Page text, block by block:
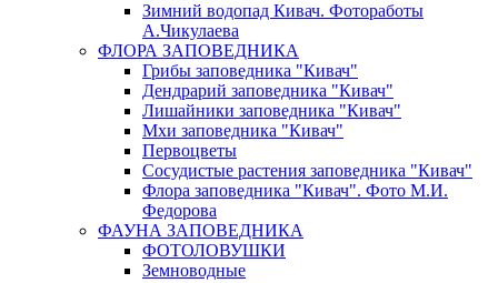
Зимний водопад Кивач. Фотоработы
А.Чикулаева
ФЛОРА ЗАПОВЕДНИКА
Грибы заповедника "Кивач"
Дендрарий заповедника "Кивач"
Лишайники заповедника "Кивач"
Мхи заповедника "Кивач"
Первоцветы
Сосудистые растения заповедника "Кивач"
Флора заповедника "Кивач". Фото М.И.
Федорова
ФАУНА ЗАПОВЕДНИКА
ФОТОЛОВУШКИ
Земноводные